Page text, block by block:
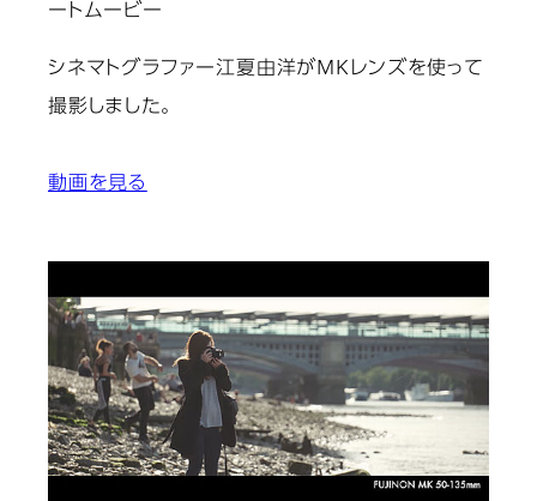
ートムービー
シネマトグラファー江夏由洋がMKレンズを使って
撮影しました。
動画を見る